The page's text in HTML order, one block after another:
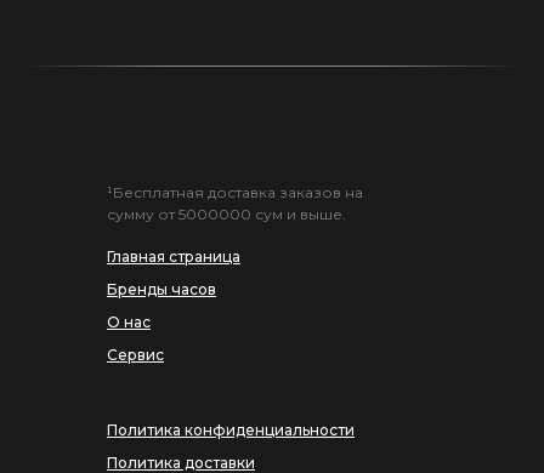
Главная страница
Бренды часов
О нас
Сервис
¹Бесплатная доставка заказов на
сумму от 5000000 сум и выше.
Политика конфиденциальности
Политика доставки